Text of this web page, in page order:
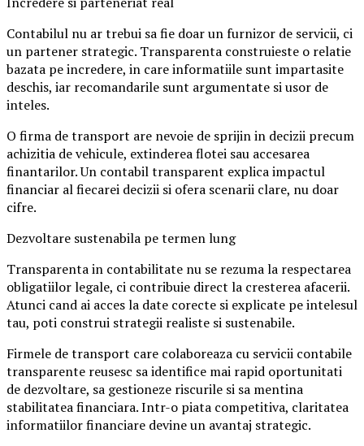
Contabilul nu ar trebui sa fie doar un furnizor de servicii, ci
un partener strategic. Transparenta construieste o relatie
bazata pe incredere, in care informatiile sunt impartasite
deschis, iar recomandarile sunt argumentate si usor de
inteles.
O firma de transport are nevoie de sprijin in decizii precum
achizitia de vehicule, extinderea flotei sau accesarea
finantarilor. Un contabil transparent explica impactul
financiar al fiecarei decizii si ofera scenarii clare, nu doar
cifre.
Dezvoltare sustenabila pe termen lung
Transparenta in contabilitate nu se rezuma la respectarea
obligatiilor legale, ci contribuie direct la cresterea afacerii.
Atunci cand ai acces la date corecte si explicate pe intelesul
tau, poti construi strategii realiste si sustenabile.
Firmele de transport care colaboreaza cu servicii contabile
transparente reusesc sa identifice mai rapid oportunitati
de dezvoltare, sa gestioneze riscurile si sa mentina
stabilitatea financiara. Intr-o piata competitiva, claritatea
informatiilor financiare devine un avantaj strategic.